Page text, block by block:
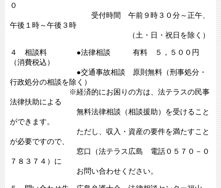
０
受付時間 午前９時３０分～正午、
午後１時～午後３時
（土・日・祝日を除く）
４ 相談料 ●法律相談 有料 ５，５００円
（消費税込）
●交通事故相談 原則無料（刑事処分・
行政処分の相談を除く）
※経済的にお困りの方は、法テラスの民事
法律扶助による
無料法律相談（相談援助）を受けること
ができます。
ただし、収入・資産の要件を満たすこと
が必要ですので、
窓口（法テラス広島 電話０５７０－０
７８３７４）に
お問い合わせください。